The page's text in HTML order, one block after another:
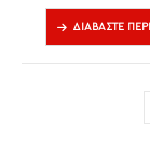
ΔΙΑΒΆΣΤΕ